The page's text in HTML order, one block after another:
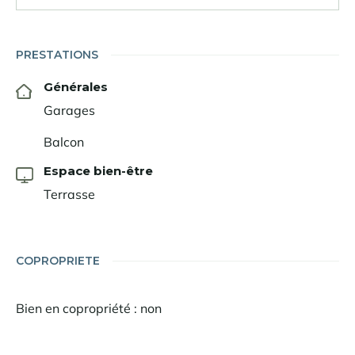
PRESTATIONS
Générales
Garages
Balcon
Espace bien-être
Terrasse
COPROPRIETE
Bien en copropriété : non